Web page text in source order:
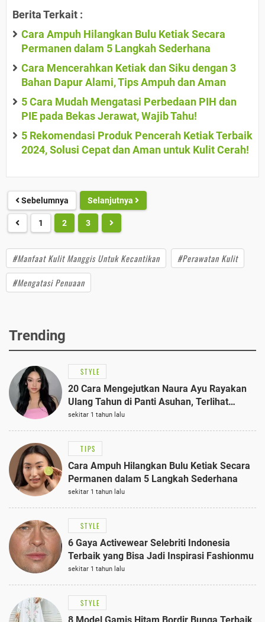
Berita Terkait :
Cara Ampuh Hilangkan Bulu Ketiak Secara
Permanen dalam 5 Langkah Sederhana
Cara Mencerahkan Ketiak dan Siku dengan 3
Bahan Dapur Alami, Tips Ampuh dan Aman
5 Cara Mudah Mengatasi Perbedaan PIH dan
PIE pada Bekas Jerawat, Wajib Tahu!
5 Rekomendasi Produk Pencerah Ketiak Terbaik
2024, Solusi Cepat dan Aman untuk Kulit Cerah!
Sebelumnya Selanjutnya
1 2 3
#Manfaat Kulit Manggis Untuk Kecantikan
#Perawatan Kulit
#Mengatasi Penuaan
Trending
STYLE
20 Cara Mengejutkan Naura Ayu Rayakan
Ulang Tahun di Panti Asuhan, Terlihat
Anggun dengan Kaftan Cokelat
sekitar 1 tahun lalu
TIPS
Cara Ampuh Hilangkan Bulu Ketiak Secara
Permanen dalam 5 Langkah Sederhana
sekitar 1 tahun lalu
STYLE
6 Gaya Activewear Selebriti Indonesia
Terbaik yang Bisa Jadi Inspirasi Fashionmu
sekitar 1 tahun lalu
STYLE